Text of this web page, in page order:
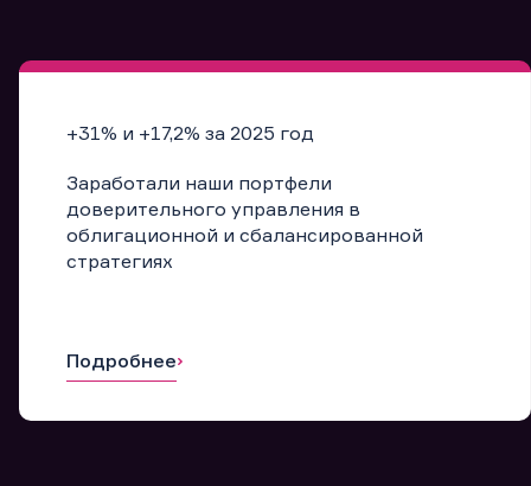
+31% и +17,2% за 2025 год
Заработали наши портфели
доверительного управления в
облигационной и сбалансированной
стратегиях
Подробнее